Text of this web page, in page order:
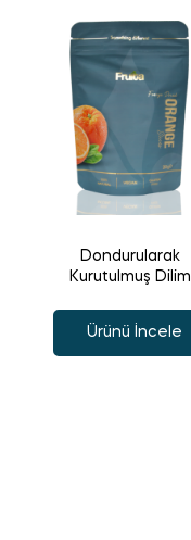
Dondurularak
Kurutulmuş Dilim
Ürünü İncele